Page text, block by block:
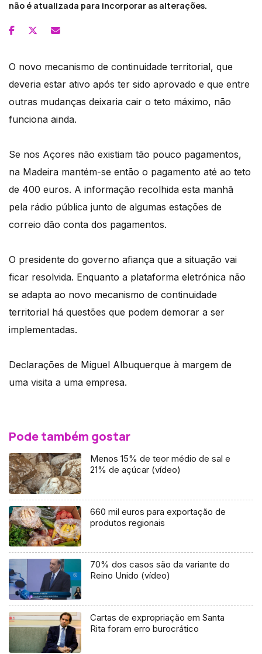
não é atualizada para incorporar as alterações.
O novo mecanismo de continuidade territorial, que
deveria estar ativo após ter sido aprovado e que entre
outras mudanças deixaria cair o teto máximo, não
funciona ainda.
Se nos Açores não existiam tão pouco pagamentos,
na Madeira mantém-se então o pagamento até ao teto
de 400 euros. A informação recolhida esta manhã
pela rádio pública junto de algumas estações de
correio dão conta dos pagamentos.
O presidente do governo afiança que a situação vai
ficar resolvida. Enquanto a plataforma eletrónica não
se adapta ao novo mecanismo de continuidade
territorial há questões que podem demorar a ser
implementadas.
Declarações de Miguel Albuquerque à margem de
uma visita a uma empresa.
Pode também gostar
Menos 15% de teor médio de sal e
21% de açúcar (vídeo)
660 mil euros para exportação de
produtos regionais
70% dos casos são da variante do
Reino Unido (vídeo)
Cartas de expropriação em Santa
Rita foram erro burocrático